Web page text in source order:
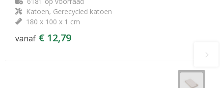
Katoen, Gerecycled katoen
180 x 100 x 1 cm
vanaf € 12,79